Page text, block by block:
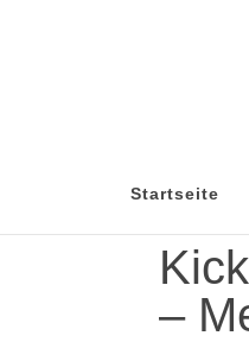
Startseite
–